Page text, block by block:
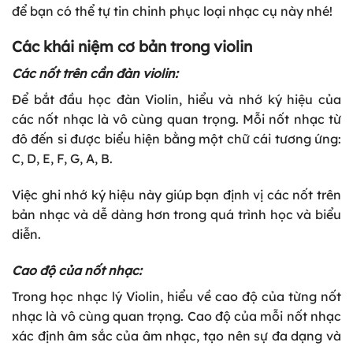
để bạn có thể tự tin chinh phục loại nhạc cụ này nhé!
Các khái niệm cơ bản trong violin
Các nốt trên cần đàn violin:
Để bắt đầu học đàn Violin, hiểu và nhớ ký hiệu của
các nốt nhạc là vô cùng quan trọng. Mỗi nốt nhạc từ
đô đến si được biểu hiện bằng một chữ cái tương ứng:
C, D, E, F, G, A, B.
Việc ghi nhớ ký hiệu này giúp bạn định vị các nốt trên
bản nhạc và dễ dàng hơn trong quá trình học và biểu
diễn.
Cao độ của nốt nhạc:
Trong học nhạc lý Violin, hiểu về cao độ của từng nốt
nhạc là vô cùng quan trọng. Cao độ của mỗi nốt nhạc
xác định âm sắc của âm nhạc, tạo nên sự đa dạng và